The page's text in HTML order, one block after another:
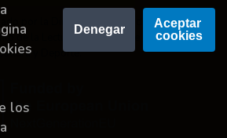
por la Dirección General del
de la Lectura, Ministerio de
y Deporte.
los
Denegar
Aceptar
cookies